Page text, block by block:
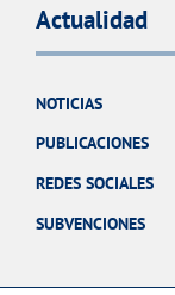
Actualidad
NOTICIAS
PUBLICACIONES
REDES SOCIALES
SUBVENCIONES